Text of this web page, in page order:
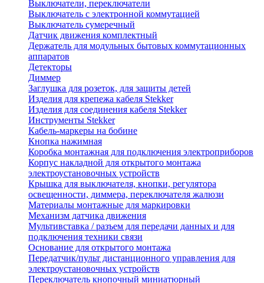
Выключатели, переключатели
Выключатель с электронной коммутацией
Выключатель сумеречный
Датчик движения комплектный
Держатель для модульных бытовых коммутационных
аппаратов
Детекторы
Диммер
Заглушка для розеток, для защиты детей
Изделия для крепежа кабеля Stekker
Изделия для соединения кабеля Stekker
Инструменты Stekker
Кабель-маркеры на бобине
Кнопка нажимная
Коробка монтажная для подключения электроприборов
Корпус накладной для открытого монтажа
электроустановочных устройств
Крышка для выключателя, кнопки, регулятора
освещенности, диммера, переключателя жалюзи
Материалы монтажные для маркировки
Механизм датчика движения
Мультивставка / разъем для передачи данных и для
подключения техники связи
Основание для открытого монтажа
Передатчик/пульт дистанционного управления для
электроустановочных устройств
Переключатель кнопочный миниатюрный